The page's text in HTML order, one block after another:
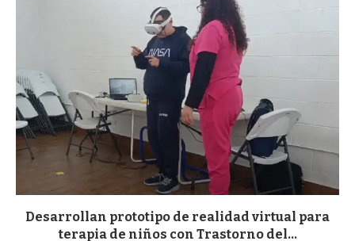
Desarrollan prototipo de realidad virtual para
terapia de niños con Trastorno del...